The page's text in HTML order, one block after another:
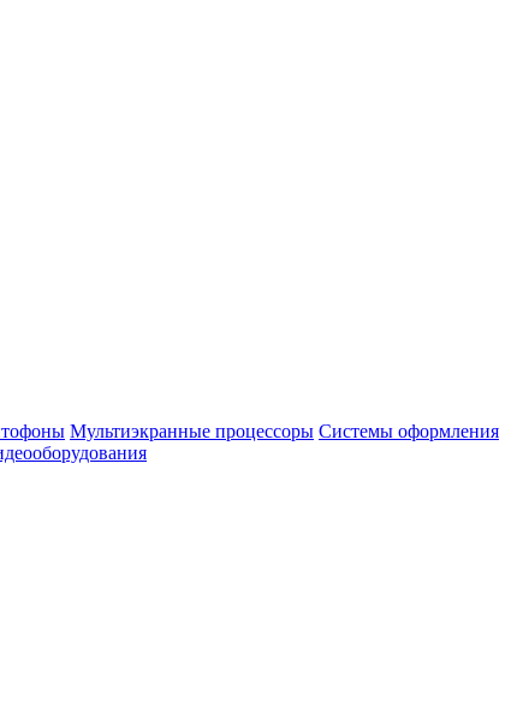
Мультиэкранные процессоры Системы оформления